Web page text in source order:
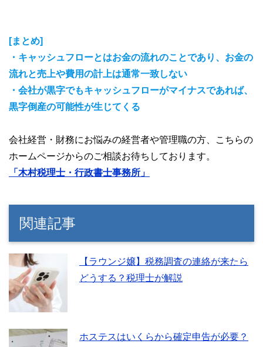
[まとめ]
・キャッシュフローとはお金の流れのことであり、お金の
流れと売上や費用の計上は通常一致しない
・会社が黒字でもキャッシュフローがマイナスであれば、
黒字倒産の可能性が生じてくる
会社経営・財務にお悩みの経営者や管理職の方、こちらの
ホームページからのご相談お待ちしております。
「木村税理士・行政書士事務所」
関連記事
【ラウンジ嬢】税務調査の連絡が来たら
どうする？税理士が解説
ホステスはいくらから確定申告が必要？